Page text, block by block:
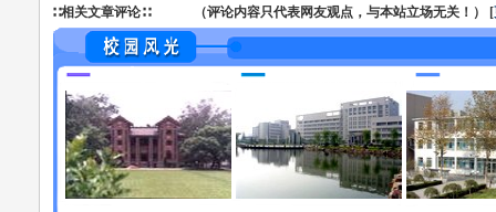
∷相关文章评论∷ （评论内容只代表网友观点，与本站立场无关！） [